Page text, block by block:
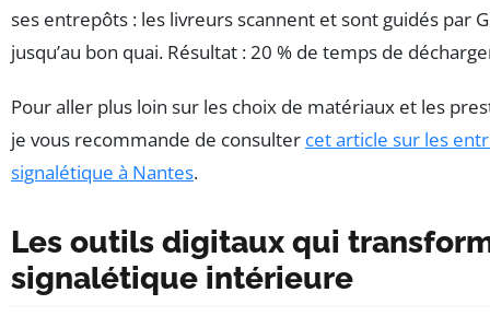
ses entrepôts : les livreurs scannent et sont guidés par
jusqu’au bon quai. Résultat : 20 % de temps de
Pour aller plus loin sur les choix de matériaux et les
je vous recommande de consulter cet article sur les
signalétique à Nantes.
Les outils digitaux qui
signalétique intérieure